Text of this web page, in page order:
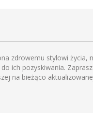
zdrowemu stylowi życia,
ich pozyskiwania.
na bieżąco